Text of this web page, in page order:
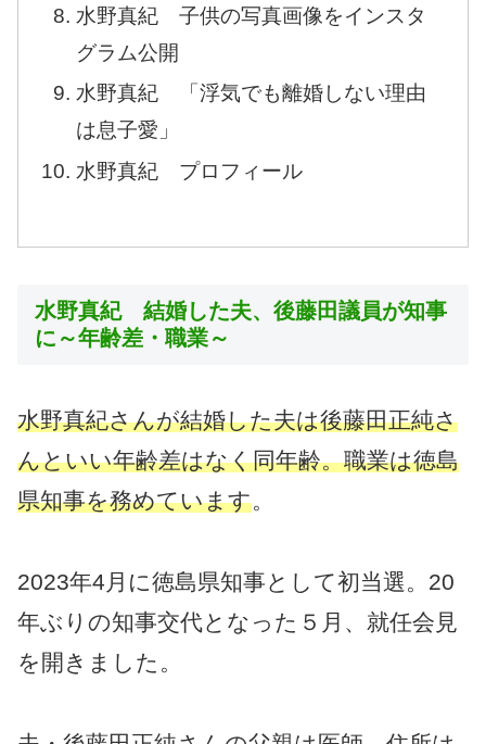
水野真紀 子供の写真画像をインスタ
グラム公開
水野真紀 「浮気でも離婚しない理由
は息子愛」
水野真紀 プロフィール
水野真紀 結婚した夫、後藤田議員が知事
に～年齢差・職業～
水野真紀さんが結婚した夫は後藤田正純さ
んといい年齢差はなく同年齢。職業は徳島
県知事を務めています。
2023年4月に徳島県知事として初当選。20
年ぶりの知事交代となった５月、就任会見
を開きました。